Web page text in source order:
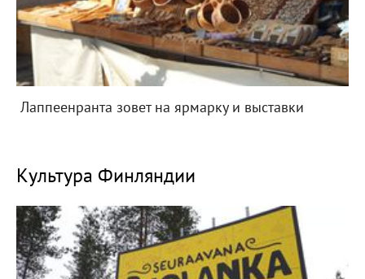
Лаппеенранта зовет на ярмарку и выставки
Культура Финляндии